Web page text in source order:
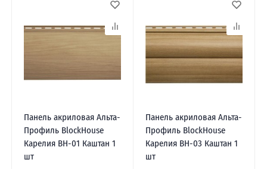
Панель акриловая Альта-
Профиль BlockHouse
Карелия BH-01 Каштан 1
шт
Панель акриловая Альта-
Профиль BlockHouse
Карелия BH-03 Каштан 1
шт